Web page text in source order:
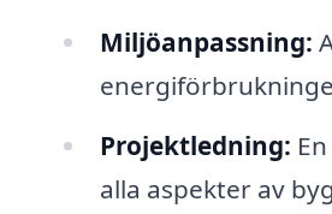
Miljöanpassning:
Projektledning:
alla aspekter av